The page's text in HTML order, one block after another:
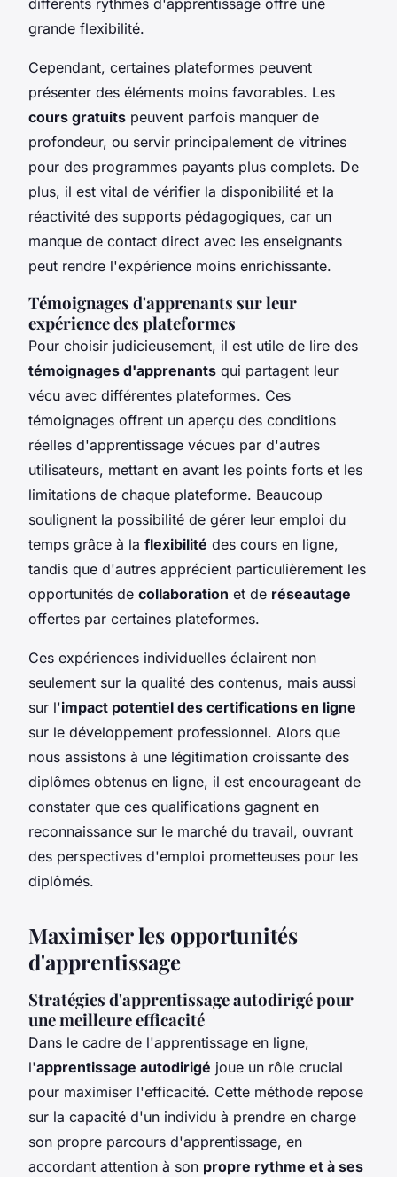
grande flexibilité.
Cependant, certaines plateformes peuvent
présenter des éléments moins favorables. Les
cours gratuits peuvent parfois manquer de
profondeur, ou servir principalement de vitrines
pour des programmes payants plus complets. De
plus, il est vital de vérifier la disponibilité et la
réactivité des supports pédagogiques, car un
manque de contact direct avec les enseignants
peut rendre l'expérience moins enrichissante.
Témoignages d'apprenants sur leur
expérience des plateformes
Pour choisir judicieusement, il est utile de lire des
témoignages d'apprenants qui partagent leur
vécu avec différentes plateformes. Ces
témoignages offrent un aperçu des conditions
réelles d'apprentissage vécues par d'autres
utilisateurs, mettant en avant les points forts et les
limitations de chaque plateforme. Beaucoup
soulignent la possibilité de gérer leur emploi du
temps grâce à la flexibilité des cours en ligne,
tandis que d'autres apprécient particulièrement les
opportunités de collaboration et de réseautage
offertes par certaines plateformes.
Ces expériences individuelles éclairent non
seulement sur la qualité des contenus, mais aussi
sur l'impact potentiel des certifications en ligne
sur le développement professionnel. Alors que
nous assistons à une légitimation croissante des
diplômes obtenus en ligne, il est encourageant de
constater que ces qualifications gagnent en
reconnaissance sur le marché du travail, ouvrant
des perspectives d'emploi prometteuses pour les
diplômés.
Maximiser les opportunités
d'apprentissage
Stratégies d'apprentissage autodirigé pour
une meilleure efficacité
Dans le cadre de l'apprentissage en ligne,
l'apprentissage autodirigé joue un rôle crucial
pour maximiser l'efficacité. Cette méthode repose
sur la capacité d'un individu à prendre en charge
son propre parcours d'apprentissage, en
accordant attention à son propre rythme et à ses